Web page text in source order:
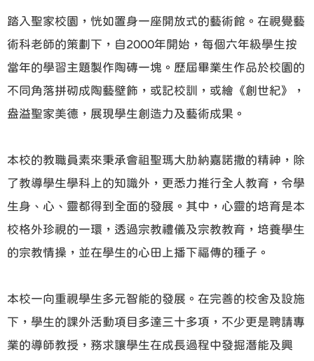
踏入聖家校園，恍如置身一座開放式的藝術館。在視覺藝
術科老師的策劃下，自2000年開始，每個六年級學生按
當年的學習主題製作陶磚一塊。歷屆畢業生作品於校園的
不同角落拼砌成陶藝壁飾，或記校訓，或繪《創世紀》，
盎溢聖家美德，展現學生創造力及藝術成果。
本校的教職員素來秉承會祖聖瑪大肋納嘉諾撒的精神，除
了教導學生學科上的知識外，更悉力推行全人教育，令學
生身、心、靈都得到全面的發展。其中，心靈的培育是本
校格外珍視的一環，透過宗教禮儀及宗教教育，培養學生
的宗教情操，並在學生的心田上播下福傳的種子。
本校一向重視學生多元智能的發展。在完善的校舍及設施
下，學生的課外活動項目多達三十多項，不少更是聘請專
業的導師教授，務求讓學生在成長過程中發掘潛能及興